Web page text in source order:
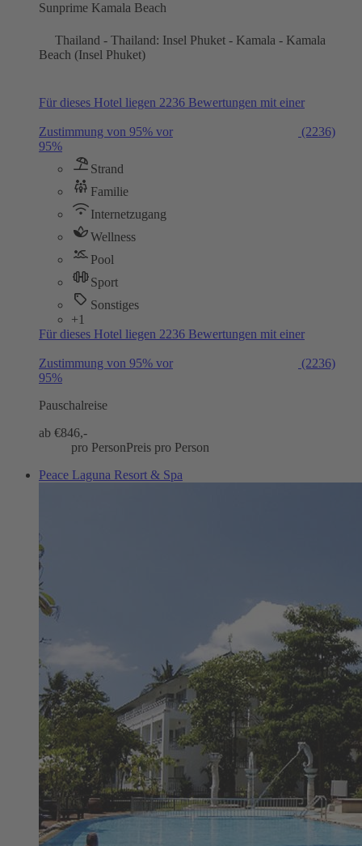
Sunprime Kamala Beach
Thailand - Thailand: Insel Phuket - Kamala - Kamala
Beach (Insel Phuket)
Für dieses Hotel liegen 2236 Bewertungen mit einer
Zustimmung von 95% vor
(2236)
95%
Strand
Familie
Internetzugang
Wellness
Pool
Sport
Sonstiges
+1
Für dieses Hotel liegen 2236 Bewertungen mit einer
Zustimmung von 95% vor
(2236)
95%
Pauschalreise
ab €846,-
pro PersonPreis pro Person
Peace Laguna Resort & Spa